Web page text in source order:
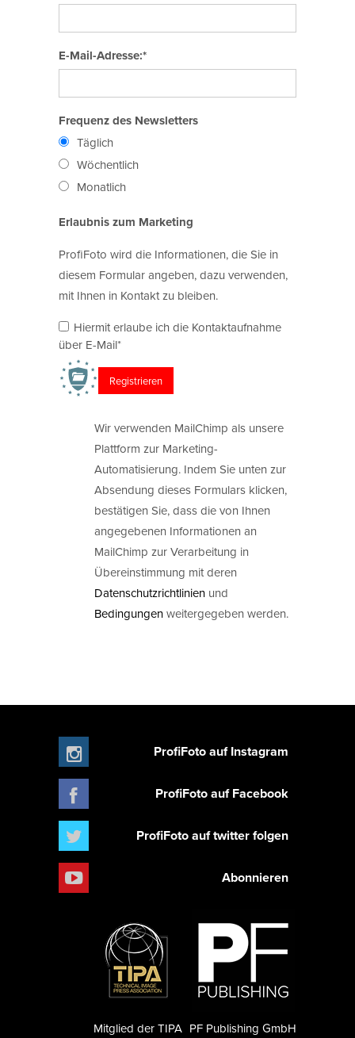
E-Mail-Adresse:*
Frequenz des Newsletters
Täglich
Wöchentlich
Monatlich
Erlaubnis zum Marketing
ProfiFoto wird die Informationen, die Sie in
diesem Formular angeben, dazu verwenden,
mit Ihnen in Kontakt zu bleiben.
Hiermit erlaube ich die Kontaktaufnahme
über E-Mail*
Wir verwenden MailChimp als unsere
Plattform zur Marketing-
Automatisierung. Indem Sie unten zur
Absendung dieses Formulars klicken,
bestätigen Sie, dass die von Ihnen
angegebenen Informationen an
MailChimp zur Verarbeitung in
Übereinstimmung mit deren
Datenschutzrichtlinien und
Bedingungenweitergegeben werden.
ProfiFoto auf Instagram
ProfiFoto auf Facebook
ProfiFoto auf twitter folgen
Abonnieren
PF Publishing GmbH
Mitglied der TIPA